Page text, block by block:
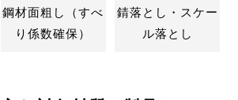
鋼材面粗し（すべ
り係数確保）
錆落とし・スケー
ル落とし